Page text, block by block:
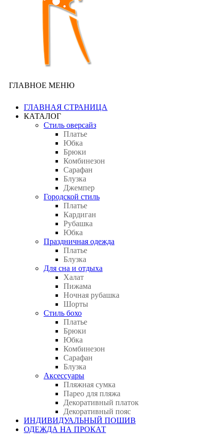
ГЛАВНОЕ МЕНЮ
ГЛАВНАЯ СТРАНИЦА
КАТАЛОГ
Стиль оверсайз
Платье
Юбка
Брюки
Комбинезон
Сарафан
Блузка
Джемпер
Городской стиль
Платье
Кардиган
Рубашка
Юбка
Праздничная одежда
Платье
Блузка
Для сна и отдыха
Халат
Пижама
Ночная рубашка
Шорты
Стиль бохо
Платье
Брюки
Юбка
Комбинезон
Сарафан
Блузка
Аксессуары
Пляжная сумка
Парео для пляжа
Декоративный платок
Декоративный пояс
ИНДИВИДУАЛЬНЫЙ ПОШИВ
ОДЕЖДА НА ПРОКАТ